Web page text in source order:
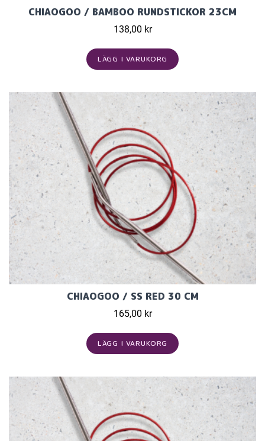
CHIAOGOO / BAMBOO RUNDSTICKOR 23CM
138,00 kr
LÄGG I VARUKORG
CHIAOGOO / SS RED 30 CM
165,00 kr
LÄGG I VARUKORG